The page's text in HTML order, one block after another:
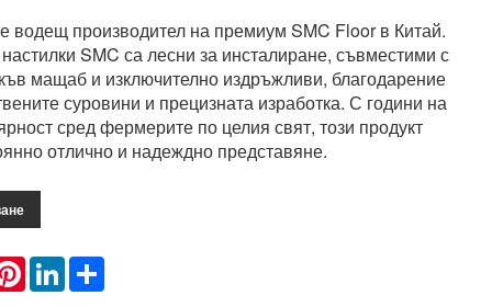
водещ производител на премиум SMC Floor в Китай.
SMC са лесни за инсталиране, съвместими с
мащаб и изключително издръжливи, благодарение
суровини и прецизната изработка. С години на
сред фермерите по целия свят, този продукт
отлично и надеждно представяне.
PinterestLinkedIn